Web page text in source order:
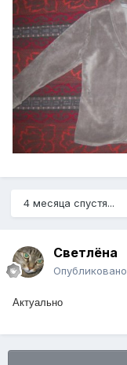
4 месяца спустя...
Светлёна
Опубликовано
Актуально